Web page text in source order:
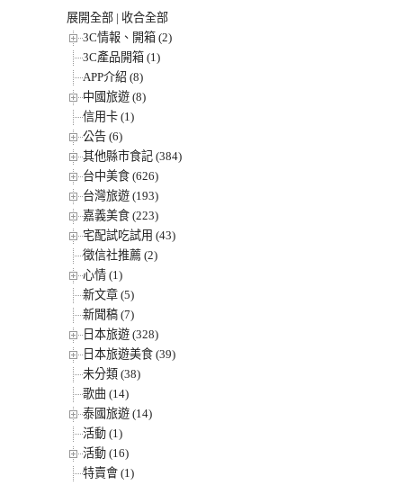
展開全部 | 收合全部
3C情報、開箱 (2)
3C產品開箱 (1)
APP介紹 (8)
中國旅遊 (8)
信用卡 (1)
公告 (6)
其他縣市食記 (384)
台中美食 (626)
台灣旅遊 (193)
嘉義美食 (223)
宅配試吃試用 (43)
徵信社推薦 (2)
心情 (1)
新文章 (5)
新聞稿 (7)
日本旅遊 (328)
日本旅遊美食 (39)
未分類 (38)
歌曲 (14)
泰國旅遊 (14)
活動 (1)
活動 (16)
特賣會 (1)